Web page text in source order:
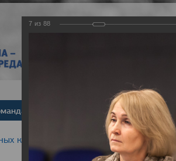
Новости
координаторов партпроекта
7 из 88